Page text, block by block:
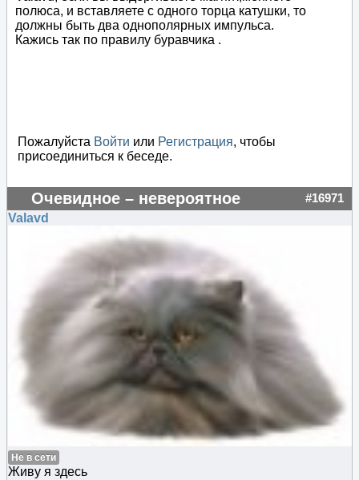
полюса, и вставляете с одного торца катушки, то
должны быть два однополярных импульса.
Кажись так по правилу буравчика .
Пожалуйста Войти или Регистрация, чтобы
присоединиться к беседе.
Очевидное – невероятное #16971
Valavd
Не в сети
Живу я здесь